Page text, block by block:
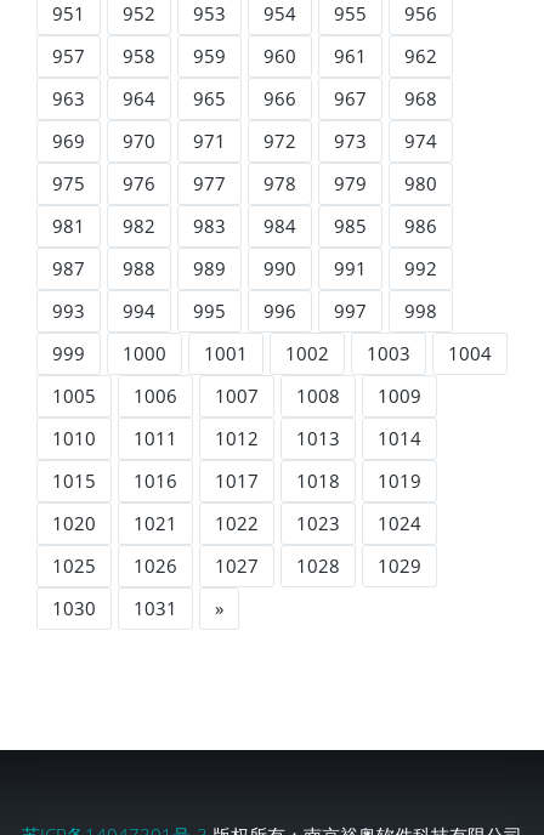
951
952 953 954 955
956
957
958 959 960 961
962
963
964 965 966 967
968
969
970 971 972 973
974
975
976 977 978 979
980
981
982 983 984 985
986
987
988 989 990 991
992
993
994 995 996 997
998
999
1000 1001 1002 1003
1004
1005
1006 1007 1008
1009
1010
1011 1012 1013
1014
1015
1016 1017 1018
1019
1020
1021 1022 1023
1024
1025
1026 1027 1028
1029
1030
1031 »